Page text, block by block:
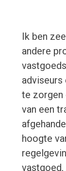
Ik ben
andere
te zorgen
van een
hoogte